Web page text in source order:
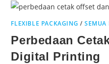
FLEXIBLE PACKAGING /SEMUA
Perbedaan
Digital Printing